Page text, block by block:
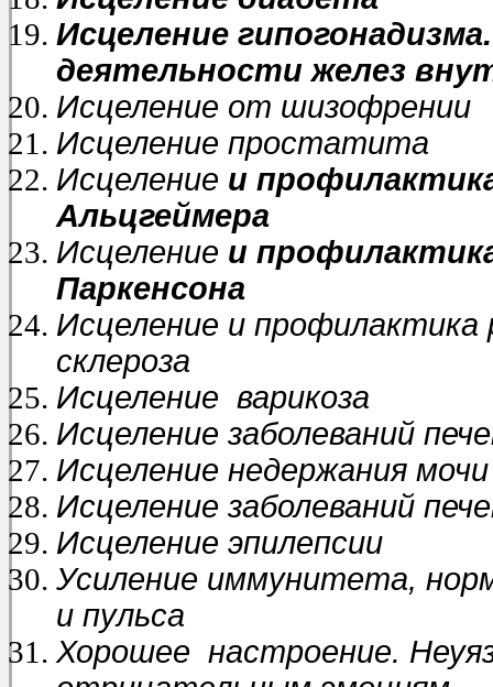
Исцеление
деятельности желез
Исцеление от шизофрении
Исцеление простатита
Исцеление и
Альцгеймера
Исцеление и
Паркенсона
Исцеление и профилактика
склероза
Исцеление варикоза
Исцеление заболеваний
Исцеление недержания мочи
Исцеление заболеваний
Исцеление эпилепсии
Усиление иммунитета,
и пульса
Хорошее настроение.